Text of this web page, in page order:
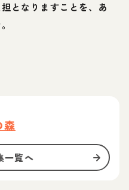
となりますことを、あ
森
一覧へ